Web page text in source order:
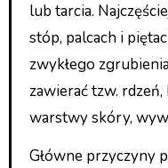
lub tarcia.
stóp, palcach i
zwykłego
zawierać tzw.
warstwy skóry,
Główne przyczyny